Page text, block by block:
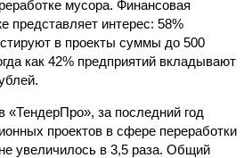
мусора. Финансовая
представляет интерес: 58%
в проекты суммы до 500
как 42% предприятий вкладывают
«ТендерПро», за последний год
проектов в сфере переработки
увеличилось в 3,5 раза. Общий